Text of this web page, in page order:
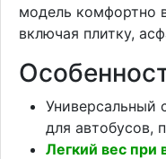
модель комфортно
включая плитку,
Универсальный
для автобусов,
Легкий вес при